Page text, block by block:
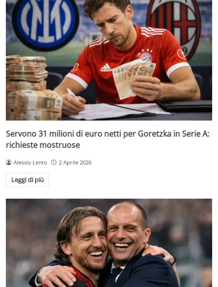
Servono 31 milioni di euro netti per Goretzka in Serie A:
richieste mostruose
Alessio Lento 2 Aprile 2026
Leggi di più